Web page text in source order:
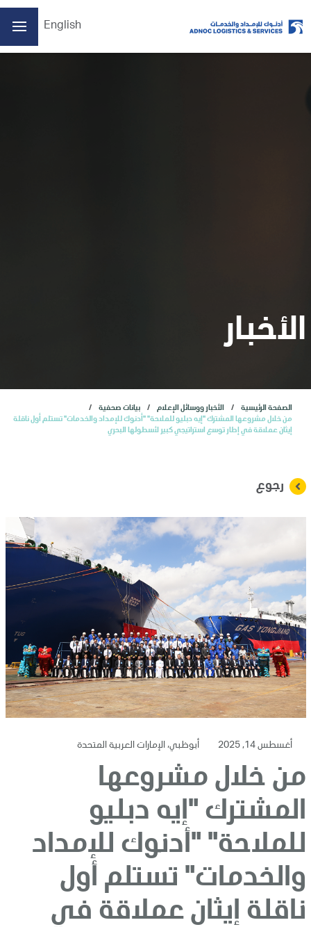
English
المستثمرون
خدمات
تواصل معنا
الأخبار
الصفحة الرئيسية الأخبار ووسائل الإعلام
بيانات صحفية
من خلال مشروعها المشترك "إيه دبليو للملاحة" "أدنوك للإمداد والخدمات" تستلم أول ناقلة
إيثان عملاقة في إطار توسع استراتيجي كبير لأسطولها البحري
رجوع
أغسطس 14, 2025 أبوظبي، الإمارات العربية المتحدة
من خلال مشروعها
المشترك "إيه دبليو
للملاحة" "أدنوك للإمداد
والخدمات" تستلم أول
ناقلة إيثان عملاقة في